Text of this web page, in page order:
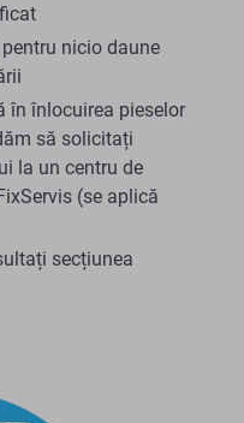
nicio daune
în înlocuirea pieselor
să solicitați
la un centru de
(se aplică
secțiunea